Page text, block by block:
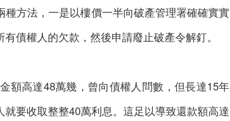
方法，一是以樓價一半向破產管理署確確實實
債權人的欠款，然後申請廢止破產令解釘。
額高達48萬幾，曾向債權人問數，但長達15年
要收取整整40萬利息。這足以導致還款額高達